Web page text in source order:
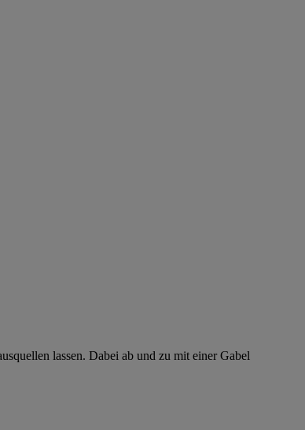
lassen. Dabei ab und zu mit einer Gabel